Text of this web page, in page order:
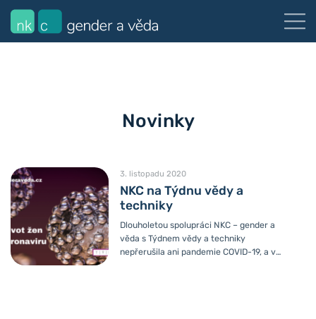
Novinky
3. listopadu 2020
NKC na Týdnu vědy a
techniky
Dlouholetou spolupráci NKC – gender a
věda s Týdnem vědy a techniky
nepřerušila ani pandemie COVID-19, a v